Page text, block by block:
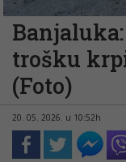
trošku
(Foto)
20. 05. 2026. u 10:52h